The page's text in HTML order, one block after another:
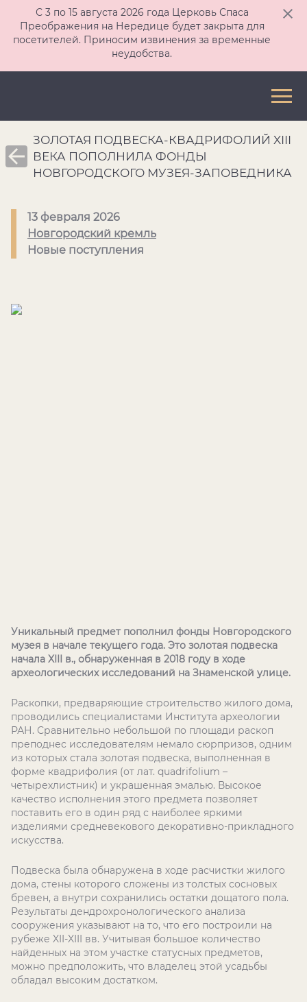
С 3 по 15 августа 2026 года Церковь Спаса
Преображения на Нередице будет закрыта для
посетителей. Приносим извинения за временные
неудобства.
ЗОЛОТАЯ ПОДВЕСКА-КВАДРИФОЛИЙ XIII
ВЕКА ПОПОЛНИЛА ФОНДЫ
НОВГОРОДСКОГО МУЗЕЯ-ЗАПОВЕДНИКА
13 февраля 2026
Новгородский кремль
Новые поступления
Уникальный предмет пополнил фонды Новгородского
музея в начале текущего года. Это золотая подвеска
начала XIII в., обнаруженная в 2018 году в ходе
археологических исследований на Знаменской улице.
Раскопки, предваряющие строительство жилого дома,
проводились специалистами Института археологии
РАН. Сравнительно небольшой по площади раскоп
преподнес исследователям немало сюрпризов, одним
из которых стала золотая подвеска, выполненная в
форме квадрифолия (от лат. quadrifolium –
четырехлистник) и украшенная эмалью. Высокое
качество исполнения этого предмета позволяет
поставить его в один ряд с наиболее яркими
изделиями средневекового декоративно-прикладного
искусства.
Подвеска была обнаружена в ходе расчистки жилого
дома, стены которого сложены из толстых сосновых
бревен, а внутри сохранились остатки дощатого пола.
Результаты дендрохронологического анализа
сооружения указывают на то, что его построили на
рубеже XII-XIII вв. Учитывая большое количество
найденных на этом участке статусных предметов,
можно предположить, что владелец этой усадьбы
обладал высоким достатком.